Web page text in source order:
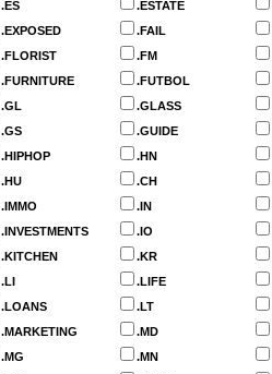
.ES
.ESTATE
.EXPOSED
.FAIL
.FLORIST
.FM
.FURNITURE
.FUTBOL
.GL
.GLASS
.GS
.GUIDE
.HIPHOP
.HN
.HU
.CH
.IMMO
.IN
.INVESTMENTS
.IO
.KITCHEN
.KR
.LI
.LIFE
.LOANS
.LT
.MARKETING
.MD
.MG
.MN